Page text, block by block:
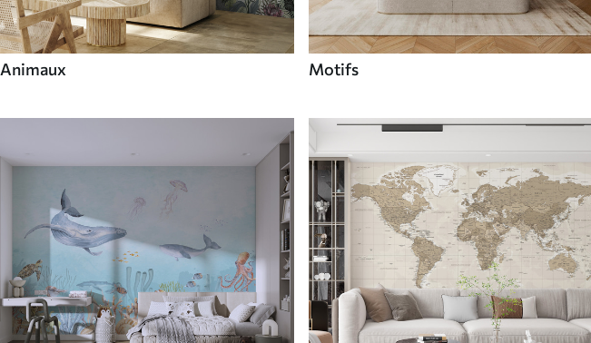
Animaux Motifs